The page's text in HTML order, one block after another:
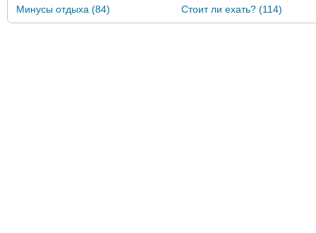
Минусы отдыха (84)
Стоит ли ехать? (114)